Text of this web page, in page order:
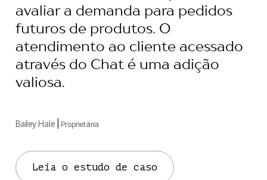
avaliar a demanda para pedidos
futuros de produtos. O
atendimento ao cliente acessado
através do Chat é uma adição
valiosa.
Bailey Hale| Proprietária
Leia o estudo de caso